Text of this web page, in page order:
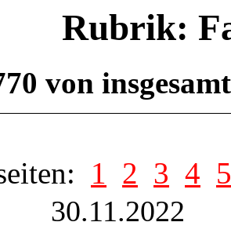
Rubrik:
von
1 2 3 4 5
30.11.2022